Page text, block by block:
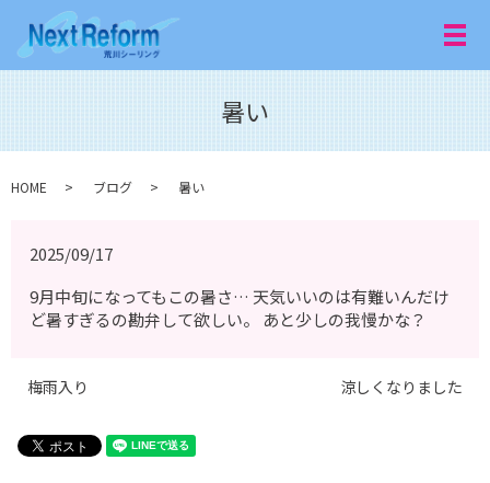
メ
暑い
HOME ブログ 暑い
2025/09/17
9月中旬になってもこの暑さ… 天気いいのは有難いんだけ
ど暑すぎるの勘弁して欲しい。 あと少しの我慢かな？
梅雨入り 涼しくなりました